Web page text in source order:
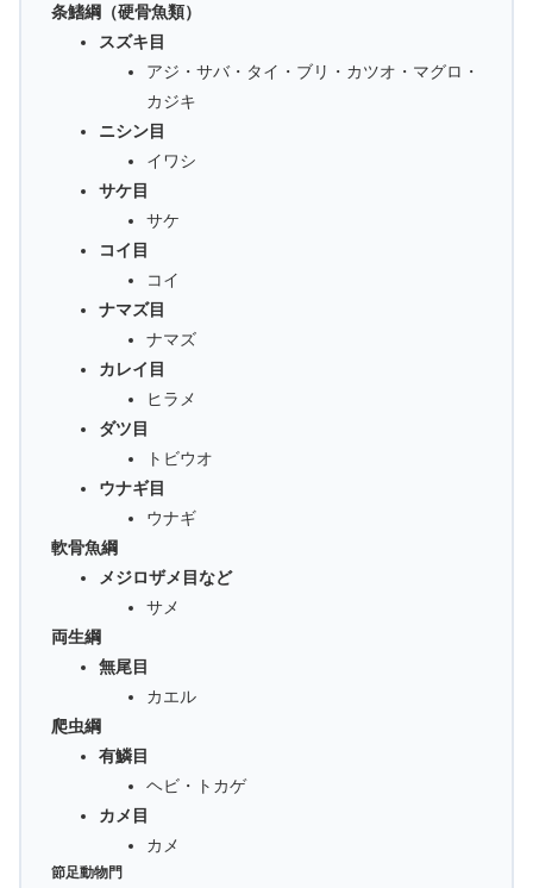
条鰭綱（硬骨魚類）
スズキ目
アジ・サバ・タイ・ブリ・カツオ・マグロ・
カジキ
ニシン目
イワシ
サケ目
サケ
コイ目
コイ
ナマズ目
ナマズ
カレイ目
ヒラメ
ダツ目
トビウオ
ウナギ目
ウナギ
軟骨魚綱
メジロザメ目など
サメ
両生綱
無尾目
カエル
爬虫綱
有鱗目
ヘビ・トカゲ
カメ目
カメ
節足動物門